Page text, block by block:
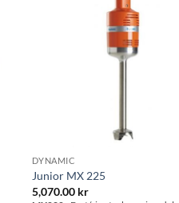
DYNAMIC
Junior MX 225
5,070.00 kr